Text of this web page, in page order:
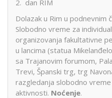
2. dan RIM
Dolazak u Rim u podnevnim
Slobodno vreme za
organizovanja fakultativne
u lancima (statua
sa Trajanovim forumom,
Trevi, Španski trg, trg
razgledanja slobodno
aktivnosti. Noćenje.